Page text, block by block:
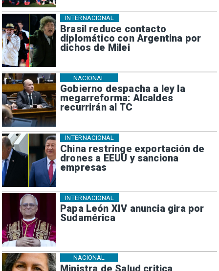
Brasil reduce contacto
diplomático con Argentina por
dichos de Milei
INTERNACIONAL
Gobierno despacha a ley la
megarreforma: Alcaldes
recurrirán al TC
NACIONAL
China restringe exportación de
drones a EEUU y sanciona
empresas
INTERNACIONAL
Papa León XIV anuncia gira por
Sudamérica
INTERNACIONAL
Ministra de Salud critica
NACIONAL